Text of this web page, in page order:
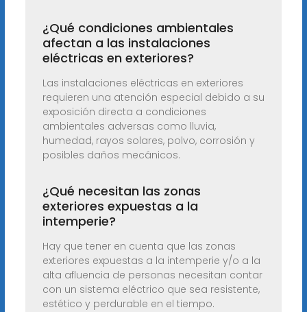
¿Qué condiciones ambientales
afectan a las instalaciones
eléctricas en exteriores?
Las instalaciones eléctricas en exteriores
requieren una atención especial debido a su
exposición directa a condiciones
ambientales adversas como lluvia,
humedad, rayos solares, polvo, corrosión y
posibles daños mecánicos.
¿Qué necesitan las zonas
exteriores expuestas a la
intemperie?
Hay que tener en cuenta que las zonas
exteriores expuestas a la intemperie y/o a la
alta afluencia de personas necesitan contar
con un sistema eléctrico que sea resistente,
estético y perdurable en el tiempo.